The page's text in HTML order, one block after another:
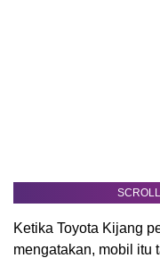
Ketika Toyota Kijang
mengatakan, mobil itu